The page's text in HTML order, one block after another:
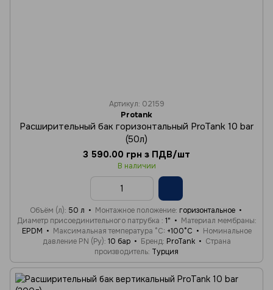
Артикул: 02159
Protank
Расширительный бак горизонтальный ProTank 10 bar
(50л)
3 590.00 грн з ПДВ/шт
В наличии
Объём (л) 50 л Монтажное положение горизонтальное
Диаметр присоединительного патрубка
1"
Материал мембраны
EPDM
Максимальная температура °C +100°C
Номинальное
давление PN (Ру) 10 бар Бренд ProTank
Страна
производитель Турция